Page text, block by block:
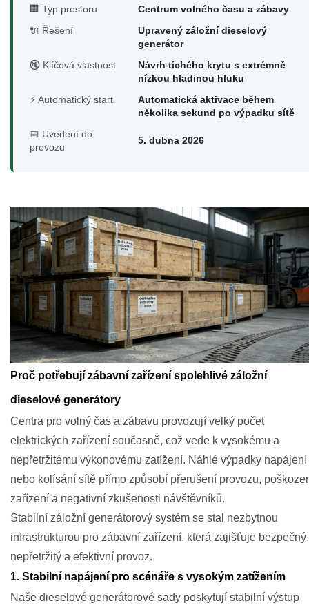
🏢 Typ prostoru
Centrum volného času a zábavy
🔌 Řešení
Upravený záložní dieselový
generátor
🔇 Klíčová vlastnost
Návrh tichého krytu s extrémně
nízkou hladinou hluku
⚡ Automatický start
Automatická aktivace během
několika sekund po výpadku sítě
📅 Uvedení do
provozu
5. dubna 2026
Proč potřebují zábavní zařízení spolehlivé záložní
dieselové generátory
Centra pro volný čas a zábavu provozují velký počet
elektrických zařízení současně, což vede k vysokému a
nepřetržitému výkonovému zatížení. Náhlé výpadky napájení
nebo kolísání sítě přímo způsobí přerušení provozu,
zařízení a negativní zkušenosti návštěvníků.
Stabilní záložní generátorový systém se stal nezbytnou
infrastrukturou pro zábavní zařízení, která zajišťuje bezpečný,
nepřetržitý a efektivní provoz.
1. Stabilní napájení pro scénáře s vysokým zatížením
Naše dieselové generátorové sady poskytují stabilní výstup